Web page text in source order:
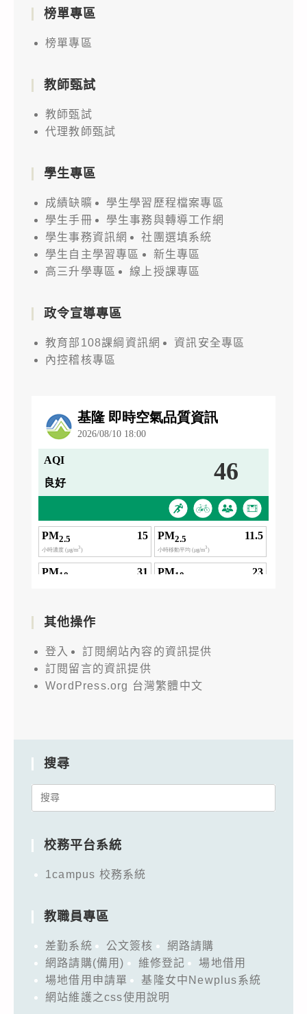
榜單專區
榜單專區
教師甄試
教師甄試
代理教師甄試
學生專區
成績缺曠
學生學習歷程檔案專區
學生手冊
學生事務與轉導工作網
學生事務資訊網
社團選填系統
學生自主學習專區
新生專區
高三升學專區
線上授課專區
政令宣導專區
教育部108課綱資訊網
資訊安全專區
內控稽核專區
其他操作
登入
訂閱網站內容的資訊提供
訂閱留言的資訊提供
WordPress.org 台灣繁體中文
搜尋
Search
校務平台系統
1campus 校務系統
教職員專區
差勤系統 公文簽核
網路請購
網路請購(備用)
維修登記
場地借用
場地借用申請單
基隆女中Newplus系統
網站維護之css使用說明